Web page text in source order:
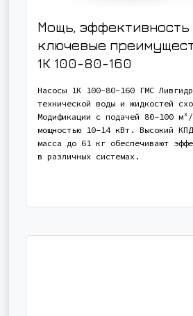
Мощь, эффективность
ключевые
1К 100-80-160
Насосы 1К 100-80-160 ГМС
технической воды и жидкостей
Модификации с подачей 80-100
мощностью 10-14 кВт. Высокий
масса до 61 кг обеспечивают
в различных системах.